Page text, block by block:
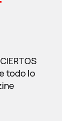
todo lo